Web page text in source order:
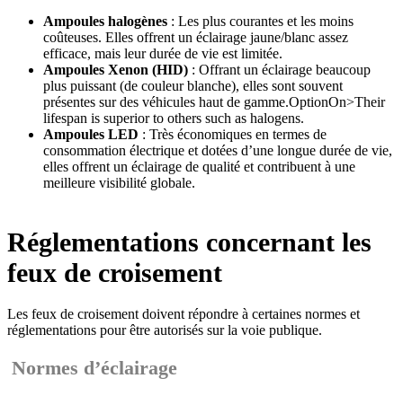
Ampoules halogènes : Les plus courantes et les moins
coûteuses. Elles offrent un éclairage jaune/blanc assez
efficace, mais leur durée de vie est limitée.
Ampoules Xenon (HID) : Offrant un éclairage beaucoup
plus puissant (de couleur blanche), elles sont souvent
présentes sur des véhicules haut de gamme.OptionOn>Their
lifespan is superior to others such as halogens.
Ampoules LED : Très économiques en termes de
consommation électrique et dotées d’une longue durée de vie,
elles offrent un éclairage de qualité et contribuent à une
meilleure visibilité globale.
Réglementations concernant les
feux de croisement
Les feux de croisement doivent répondre à certaines normes et
réglementations pour être autorisés sur la voie publique.
Normes d’éclairage